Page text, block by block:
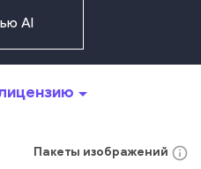
AI
Стратегия
Вратаря
Бизнес
arrow_drop_down
Пакеты изображений info_outline